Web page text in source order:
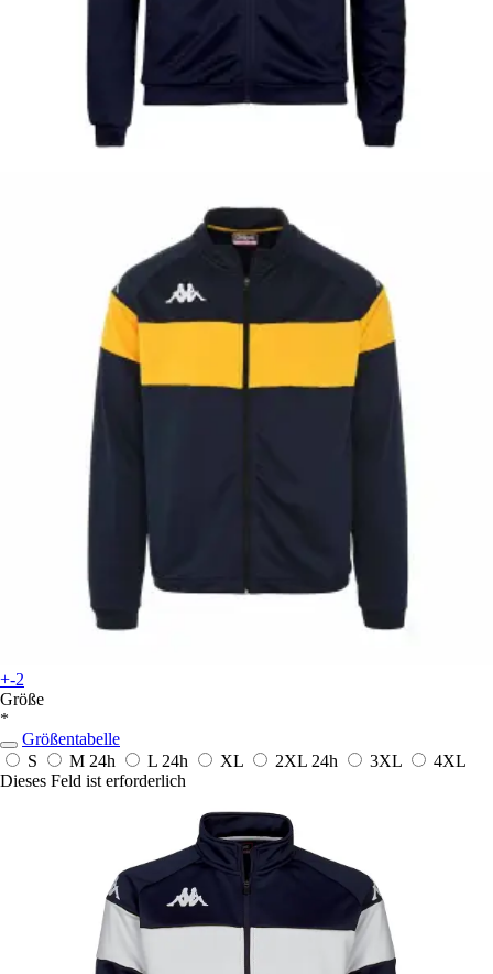
+-2
Größe
*
Größentabelle
S
M 24h L 24h XL 2XL 24h 3XL
4XL
Dieses Feld ist erforderlich